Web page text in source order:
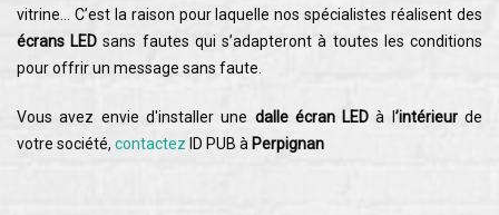
vitrine… C’est la raison pour laquelle nos spécialistes réalisent des
écrans LED sans fautes qui s’adapteront à toutes les conditions
pour offrir un message sans faute.
Vous avez envie d'installer une dalle écran LED à l ’intérieurde
votre société, contactez ID PUB à Perpignan